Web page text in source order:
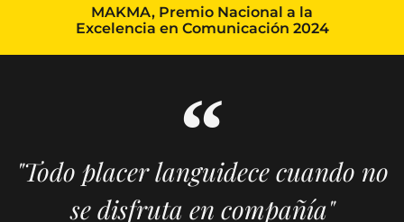
MAKMA, Premio Nacional a la
Excelencia en Comunicación 2024
"Todo placer languidece cuando no
se disfruta en compañía"